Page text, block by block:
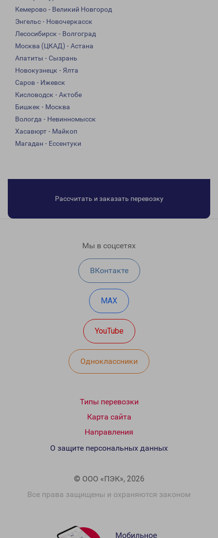
Кемерово - Великий Новгород
Энгельс - Новочеркасск
Лесосибирск - Волгоград
Москва (ЦКАД) - Астана
Апатиты - Сызрань
Новокузнецк - Ялта
Саров - Ижевск
Кисловодск - Актобе
Бишкек - Москва
Вологда - Невинномысск
Хасавюрт - Майкоп
Магадан - Ессентуки
Рассчитать и заказать перевозку
Мы в соцсетях
ВКонтакте
MAX
YouTube
Одноклассники
Типы перевозки
Карта сайта
Направления
© ООО «ПЭК», 2026
Все права защищены и охраняются законом
О защите персональных данных